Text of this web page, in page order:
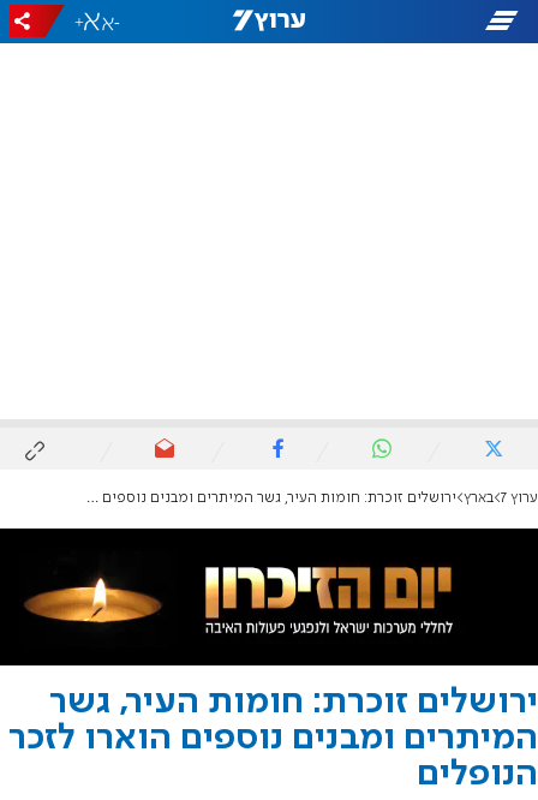
-
+
ערוץ 7 בארץ ירושלים זוכרת: חומות העיר, גשר המיתרים ומבנים נוספים הוארו לזכר הנופלים
ירושלים זוכרת: חומות העיר, גשר
המיתרים ומבנים נוספים הוארו לזכר
הנופלים